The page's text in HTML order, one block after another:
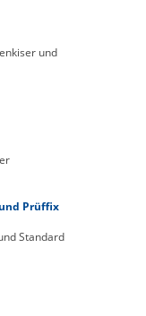
und
Prüffix
Standard